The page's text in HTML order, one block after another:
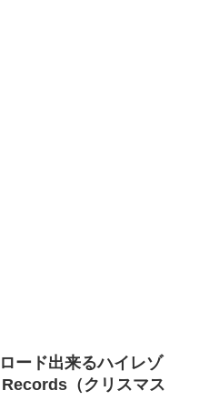
ード出来るハイレゾ
（クリスマス